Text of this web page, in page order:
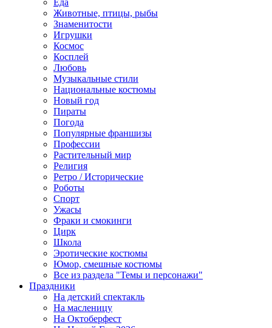
Еда
Животные, птицы, рыбы
Знаменитости
Игрушки
Космос
Косплей
Любовь
Музыкальные стили
Национальные костюмы
Новый год
Пираты
Погода
Популярные франшизы
Профессии
Растительный мир
Религия
Ретро / Исторические
Роботы
Спорт
Ужасы
Фраки и смокинги
Цирк
Школа
Эротические костюмы
Юмор, смешные костюмы
Все из раздела "Темы и персонажи"
Праздники
На детский спектакль
На масленицу
На Октоберфест